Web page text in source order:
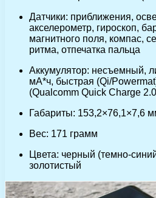
Датчики: приближения,
акселерометр, гироскоп,
магнитного поля, компас,
ритма, отпечатка пальца
Аккумулятор: несъемный,
мА*ч, быстрая (Qi/
(Qualcomm Quick Charge
Габариты: 153,2×76,1×7,6
Вес: 171 грамм
Цвета: черный (темно-
золотистый